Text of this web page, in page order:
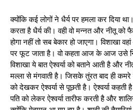
क्योंकि कई लोगों ने धैर्य पर हमला कर दिया
करता है धैर्य की। वही वो मन्नत और नीतू को
होगा नहीं तो सब बेकार हो जाएगा। विशाखा
पर फूट जाता है। वो कहता आज के आज उसे
विशाखा ये बात ऐश्वर्या को बताने आती है और
मल्ला से मंगवाती है। जिसके तुंरत बाद ही
को देखकर ऐश्वर्या से पूछती है। ऐश्वर्या
पति को लेकर ऐश्वर्या तारीफ करती है और